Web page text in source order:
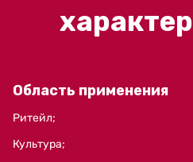
Область применения
Ритейл;
Культура;